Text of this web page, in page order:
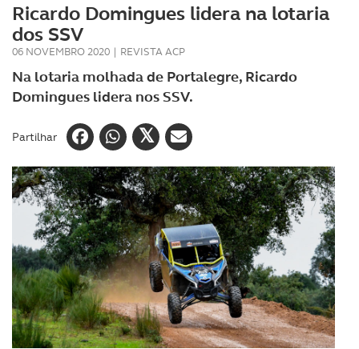
Ricardo Domingues lidera na lotaria
dos SSV
06 NOVEMBRO 2020 | REVISTA ACP
Na lotaria molhada de Portalegre, Ricardo
Domingues lidera nos SSV.
Partilhar